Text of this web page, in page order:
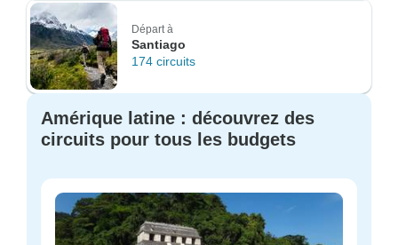
Départ à
Santiago
174 circuits
Amérique latine : découvrez des
circuits pour tous les budgets